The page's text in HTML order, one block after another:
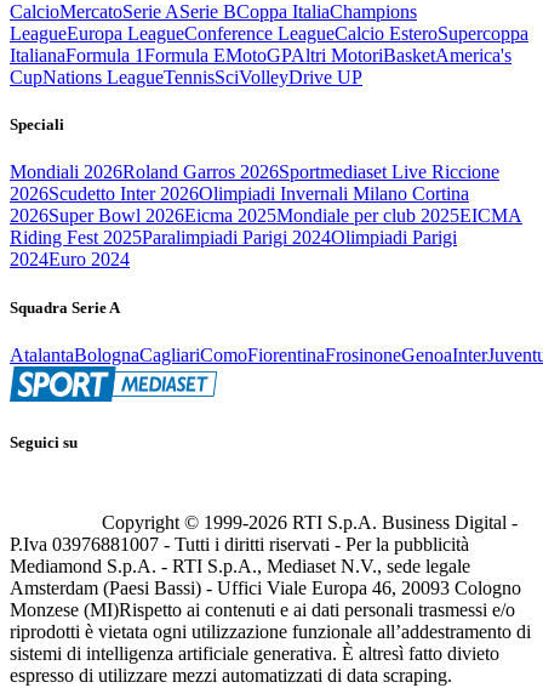
CalcioMercatoSerie ASerie BCoppa ItaliaChampions
LeagueEuropa LeagueConference LeagueCalcio EsteroSupercoppa
ItalianaFormula 1Formula EMotoGPAltri MotoriBasketAmerica's
CupNations LeagueTennisSciVolleyDrive UP
Speciali
Mondiali 2026Roland Garros 2026Sportmediaset Live Riccione
2026Scudetto Inter 2026Olimpiadi Invernali Milano Cortina
2026Super Bowl 2026Eicma 2025Mondiale per club 2025EICMA
Riding Fest 2025Paralimpiadi Parigi 2024Olimpiadi Parigi
2024Euro 2024
Squadra Serie A
AtalantaBolognaCagliariComoFiorentinaFrosinoneGenoaInter
Seguici su
Copyright © 1999-2026 RTI S.p.A. Business Digital -
P.Iva 03976881007 - Tutti i diritti riservati - Per la pubblicità
Mediamond S.p.A. - RTI S.p.A., Mediaset N.V., sede legale
Amsterdam (Paesi Bassi) - Uffici Viale Europa 46, 20093 Cologno
Monzese (MI)Rispetto ai contenuti e ai dati personali trasmessi e/o
riprodotti è vietata ogni utilizzazione funzionale all’addestramento di
sistemi di intelligenza artificiale generativa. È altresì fatto divieto
espresso di utilizzare mezzi automatizzati di data scraping.